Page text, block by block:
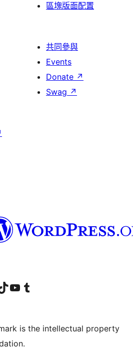
區塊版面配置
共同參與
Events
Donate ↗
Swag ↗
accountaccount
our TikTok account
Visit our YouTube channel
Visit our Tumblr account
is the intellectual property